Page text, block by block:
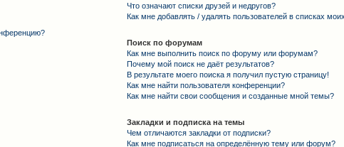
Что означают списки друзей и недругов?
Как мне добавлять / удалять пользователей в списках
Поиск по форумам
Как мне выполнить поиск по форуму или форумам?
Почему мой поиск не даёт результатов?
В результате моего поиска я получил пустую страницу!
Как мне найти пользователя конференции?
Как мне найти свои сообщения и созданные мной темы?
Закладки и подписка на темы
Чем отличаются закладки от подписки?
Как мне подписаться на определённую тему или форум?